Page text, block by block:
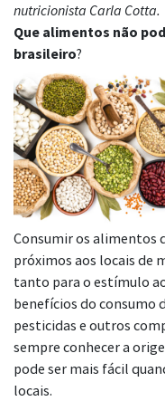
nutricionista Carla Cotta.
Que alimentos não
brasileiro?
Consumir os alimentos
próximos aos locais de
tanto para o estímulo
benefícios do consumo
pesticidas e outros
sempre conhecer a
pode ser mais fácil
locais.